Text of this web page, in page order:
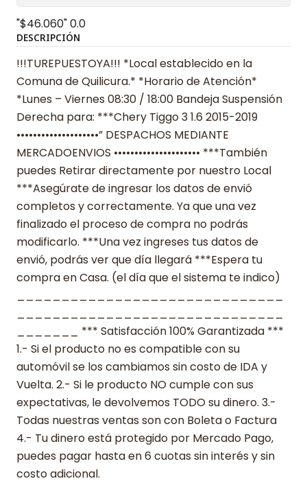
"$46.060"0.0
DESCRIPCIÓN
!!!TUREPUESTOYA!!! *Local establecido en la
Comuna de Quilicura.* *Horario de Atención*
*Lunes – Viernes 08:30 / 18:00 Bandeja Suspensión
Derecha para: ***Chery Tiggo 3 1.6 2015-2019
••••••••••••••••••••” DESPACHOS MEDIANTE
MERCADOENVIOS ••••••••••••••••••••• ***También
puedes Retirar directamente por nuestro Local
***Asegúrate de ingresar los datos de envió
completos y correctamente. Ya que una vez
finalizado el proceso de compra no podrás
modificarlo. ***Una vez ingreses tus datos de
envió, podrás ver que día llegará ***Espera tu
compra en Casa. (el día que el sistema te indico)
_______ *** Satisfacción 100% Garantizada ***
1.- Si el producto no es compatible con su
automóvil se los cambiamos sin costo de IDA y
Vuelta. 2.- Si le producto NO cumple con sus
expectativas, le devolvemos TODO su dinero. 3.-
Todas nuestras ventas son con Boleta o Factura
4.- Tu dinero está protegido por Mercado Pago,
puedes pagar hasta en 6 cuotas sin interés y sin
costo adicional.